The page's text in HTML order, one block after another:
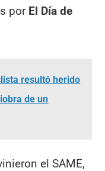
por El Día de
resultó herido
de un
el SAME,